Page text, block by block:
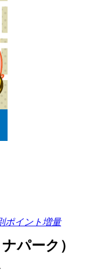
ポイント増量
パーク）